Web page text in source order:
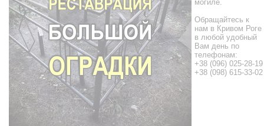
могиле.
Обращайтесь к
нам в Кривом Роге
в любой удобный
Вам день по
телефонам:
+38 (096) 025-28-19
+38 (098) 615-33-02